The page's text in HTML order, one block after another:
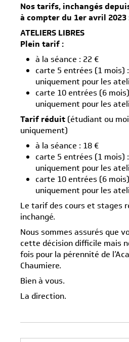
Nos tarifs, inchangés
à compter du 1er avril 2023
ATELIERS LIBRES
Plein tarif :
à la séance : 22 €
carte 5 entrées (1 mois)
uniquement pour les
carte 10 entrées (6
uniquement pour les
Tarif réduit (étudiant ou
uniquement)
à la séance : 18 €
carte 5 entrées (1 mois)
uniquement pour les
carte 10 entrées (6
uniquement pour les
Le tarif des cours et stages
inchangé.
Nous sommes assurés que
cette décision difficile mais
fois pour la pérennité de
Chaumiere.
Bien à vous.
La direction.